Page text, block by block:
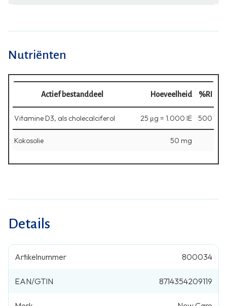
Details
Artikelnummer 800034
EAN/GTIN 8714354209119
Nutriënten
Actief bestanddeel Hoeveelheid %RI
Vitamine D3, als cholecalciferol 25 μg = 1.000 IE 500
Kokosolie 50 mg